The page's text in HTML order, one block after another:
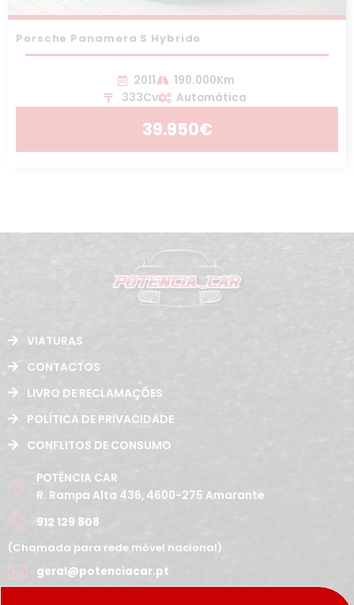
Porsche Panamera S Hybrido
2011
190.000Km
333Cv
Automática
39.950€
VIATURAS
CONTACTOS
LIVRO DE RECLAMAÇÕES
POLÍTICA DE PRIVACIDADE
CONFLITOS DE CONSUMO
POTÊNCIA CAR
R. Rampa Alta 436, 4600-275 Amarante
912 129 808
(Chamada para rede móvel nacional)
geral@potenciacar.pt